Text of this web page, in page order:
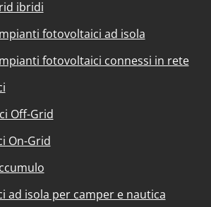
ibridi
fotovoltaici ad isola
fotovoltaici connessi in rete
Off-Grid
On-Grid
ad isola per camper e nautica